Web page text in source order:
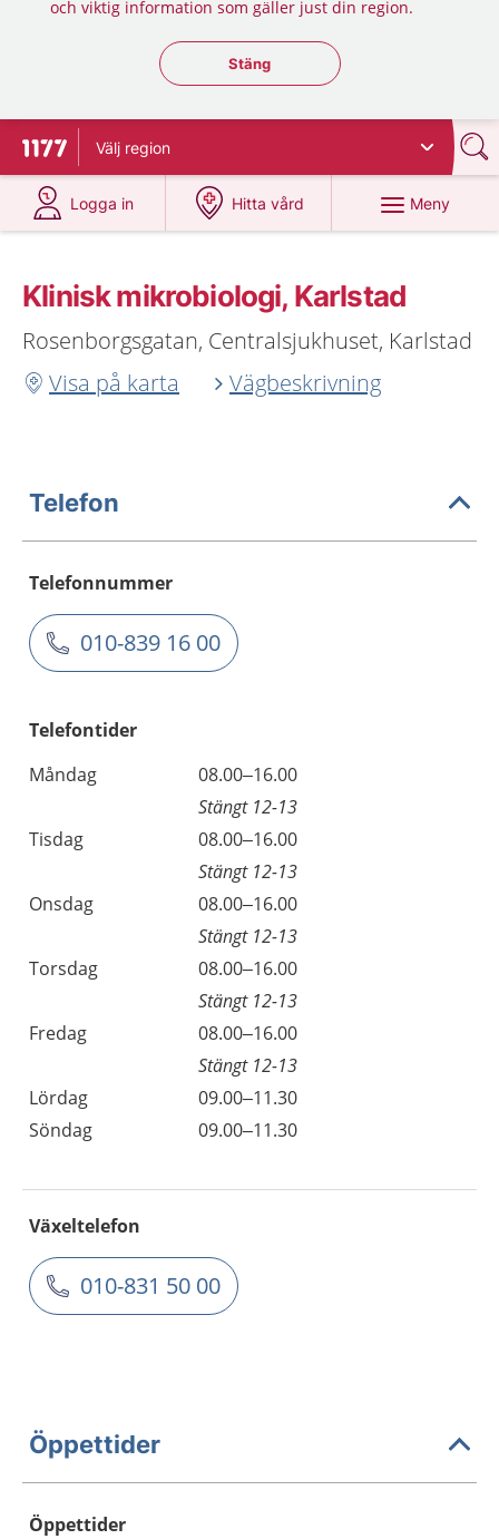
och viktig information som gäller just din region.
Stäng regionsväljaren
Stäng
Till startsidan för 1177
Välj region
Logga in
på 1177.se
Hitta vård
på 1177.se
Meny
Klinisk mikrobiologi, Karlstad
Rosenborgsgatan, Centralsjukhuset, Karlstad
Visa på karta
Vägbeskrivning
Telefon
Telefonnummer
010-839 16 00
Telefontider
Måndag
08.00–16.00
Stängt 12-13
Tisdag
08.00–16.00
Stängt 12-13
Onsdag
08.00–16.00
Stängt 12-13
Torsdag
08.00–16.00
Stängt 12-13
Fredag
08.00–16.00
Stängt 12-13
Lördag
09.00–11.30
Söndag
09.00–11.30
Växeltelefon
010-831 50 00
Öppettider
Öppettider